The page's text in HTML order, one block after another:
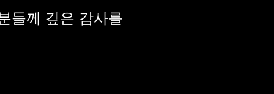
들께 깊은 감사를